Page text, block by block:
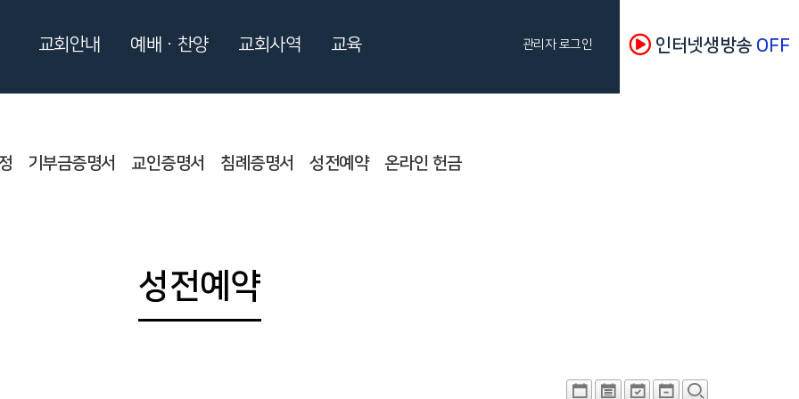
기부금증명서 교인증명서 침례증명서 성전예약 온라인 헌금
성전예약
교회안내 예배ㆍ찬양 교회사역 교육 관리자 로그인 인터넷생방송 OFF